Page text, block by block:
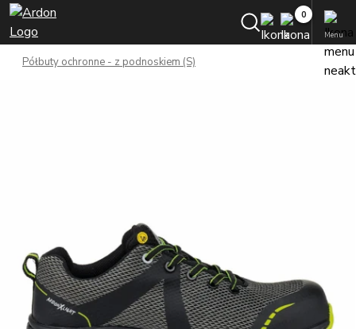
Menu
Półbuty ochronne - z podnoskiem (S)